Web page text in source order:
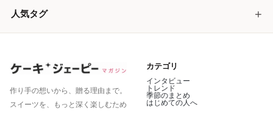
人気タグ
作り手の想いから、贈る理由まで。
スイーツを、もっと深く楽しむため
カテゴリ
インタビュー
トレンド
季節のまとめ
はじめての人へ